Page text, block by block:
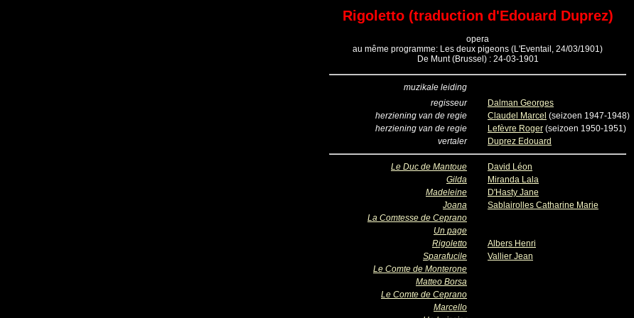
Rigoletto (traduction d'Edouard Duprez)
opera
au même programme: Les deux pigeons (L'Eventail, 24/03/1901)
De Munt (Brussel) : 24-03-1901
muzikale leiding
regisseur
Dalman Georges
herziening van de regie
Claudel Marcel (seizoen 1947-1948)
herziening van de regie
Lefèvre Roger (seizoen 1950-1951)
vertaler
Duprez Edouard
Le Duc de Mantoue
David Léon
Gilda
Miranda Lala
Madeleine
D'Hasty Jane
Joana
Sablairolles Catharine Marie
La Comtesse de Ceprano
Un page
Rigoletto
Albers Henri
Sparafucile
Vallier Jean
Le Comte de Monterone
Matteo Borsa
Le Comte de Ceprano
Marcello